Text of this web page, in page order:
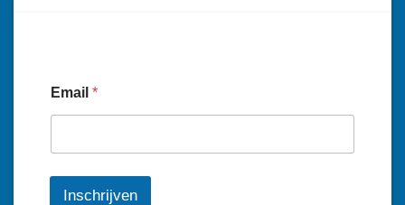
Email *
Inschrijven